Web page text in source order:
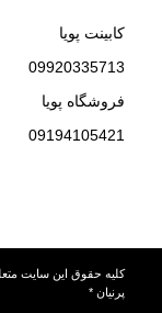
کابینت پویا
09920335713
فروشگاه پویا
09194105421
کلیه حقوق این سایت
پرنیان *